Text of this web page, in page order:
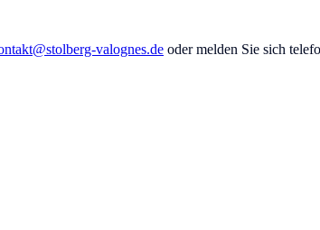
valognes.de oder melden Sie sich